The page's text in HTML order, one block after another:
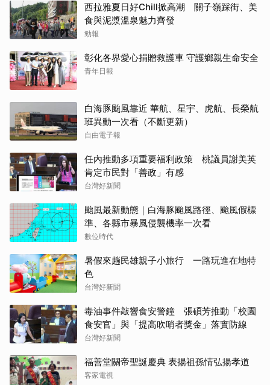
西拉雅夏日好Chill掀高潮 關子嶺踩街、美
食與泥漿溫泉魅力齊發
勁報
彰化各界愛心捐贈救護車 守護鄉親生命安全
青年日報
白海豚颱風靠近 華航、星宇、虎航、長榮航
班異動一次看（不斷更新）
自由電子報
任內推動多項重要福利政策 桃議員謝美英
肯定市民對「善政」有感
台灣好新聞
颱風最新動態｜白海豚颱風路徑、颱風假標
準、各縣市暴風侵襲機率一次看
數位時代
暑假來趟民雄親子小旅行 一路玩進在地特
色
台灣好新聞
毒油事件敲響食安警鐘 張碩芳推動「校園
食安官」與「提高吹哨者獎金」落實防線
台灣好新聞
福善堂關帝聖誕慶典 表揚祖孫情弘揚孝道
客家電視